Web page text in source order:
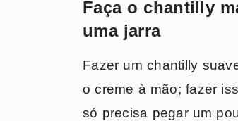
Faça o chantilly
uma jarra
Fazer um chantilly
o creme à mão; fazer
só precisa pegar um